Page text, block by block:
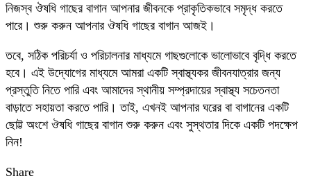
নিজস্ব ঔষধি গাছের বাগান আপনার জীবনকে প্রাকৃতিকভাবে সমৃদ্ধ করতে
পারে। শুরু করুন আপনার ঔষধি গাছের বাগান আজই।
তবে, সঠিক পরিচর্যা ও পরিচালনার মাধ্যমে গাছগুলোকে ভালোভাবে বৃদ্ধি করতে
হবে। এই উদ্যোগের মাধ্যমে আমরা একটি স্বাস্থ্যকর জীবনযাত্রার জন্য
প্রস্তুতি নিতে পারি এবং আমাদের স্থানীয় সম্প্রদায়ের স্বাস্থ্য সচেতনতা
বাড়াতে সহায়তা করতে পারি। তাই, এখনই আপনার ঘরের বা বাগানের একটি
ছোট্ট অংশে ঔষধি গাছের বাগান শুরু করুন এবং সুস্থতার দিকে একটি পদক্ষেপ
নিন!
Share